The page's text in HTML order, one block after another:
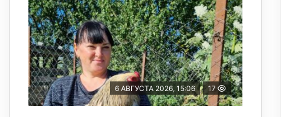
6 АВГУСТА 2026, 15:06 17